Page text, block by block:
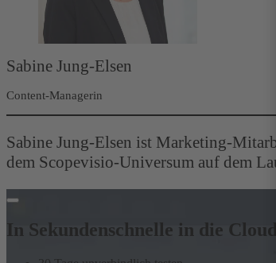
Sabine Jung-Elsen
Content-Managerin
Sabine Jung-Elsen ist Marketing-
dem Scopevisio-Universum auf dem
In Sekundenschnelle in die